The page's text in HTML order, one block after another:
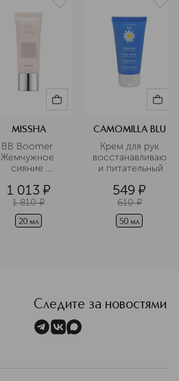
MISSHA
BB Boomer
Жемчужное
сияние
лица в
дорожном
формате
1 013 ¤
1 810 ¤
20 мл
CAMOMILLA BLU
Крем для рук
и питательный
549 ¤
610 ¤
50 мл
Следите за новостями